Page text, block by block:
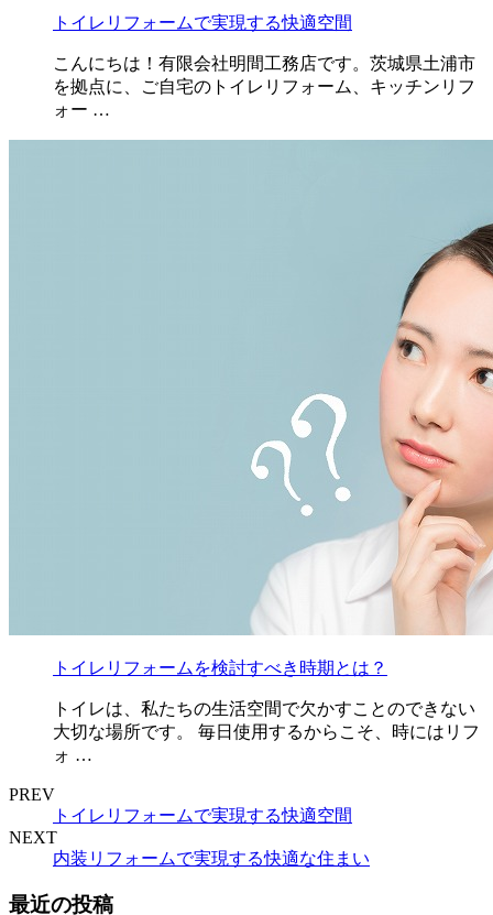
トイレリフォームで実現する快適空間
こんにちは！有限会社明間工務店です。茨城県土浦市
を拠点に、ご自宅のトイレリフォーム、キッチンリフ
ォー …
トイレリフォームを検討すべき時期とは？
トイレは、私たちの生活空間で欠かすことのできない
大切な場所です。 毎日使用するからこそ、時にはリフ
ォ …
PREV
トイレリフォームで実現する快適空間
NEXT
内装リフォームで実現する快適な住まい
最近の投稿